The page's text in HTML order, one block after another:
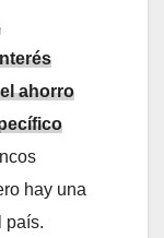
ahorro
hay una
país.